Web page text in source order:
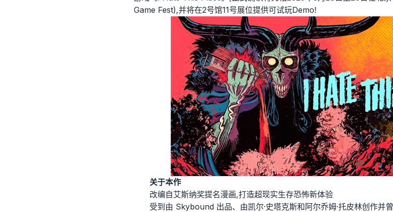
Game Fest),并将在2号馆11号展位提供可试玩Demo!
关于本作
改编自艾斯纳奖提名漫画,打造超现实生存恐怖新体验
受到由 Skybound 出品、由凯尔·史塔克斯和阿尔乔姆·托皮林创作并